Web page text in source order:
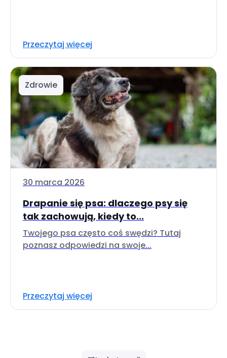
Przeczytaj więcej
Zdrowie
30 marca 2026
Drapanie się psa: dlaczego psy się
tak zachowują, kiedy to...
Twojego psa często coś swędzi? Tutaj
poznasz odpowiedzi na swoje...
Przeczytaj więcej